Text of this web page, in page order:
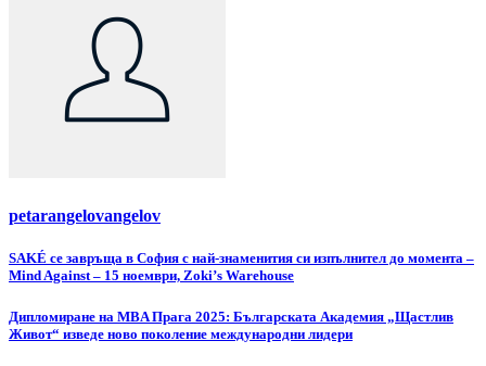
petarangelovangelov
Навигация
SAKÉ се завръща в София с най-знаменития си изпълнител до момента –
Mind Against – 15 ноември, Zoki’s Warehouse
Дипломиране на MBA Прага 2025: Българската Академия „Щастлив
Живот“ изведе ново поколение международни лидери